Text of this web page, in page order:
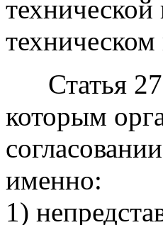
Статья 27
которым
именно:
1)